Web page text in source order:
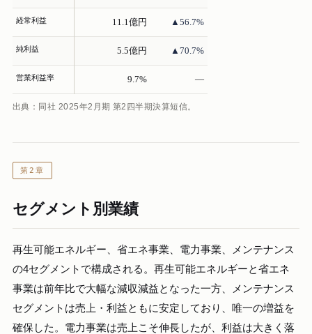
経常利益 11.1億円 ▲56.7%
純利益 5.5億円 ▲70.7%
営業利益率 9.7% —
出典：同社 2025年2月期 第2四半期決算短信。
第2章
セグメント別業績
再生可能エネルギー、省エネ事業、電力事業、メンテナンス
の4セグメントで構成される。再生可能エネルギーと省エネ
事業は前年比で大幅な減収減益となった一方、メンテナンス
セグメントは売上・利益ともに安定しており、唯一の増益を
確保した。電力事業は売上こそ伸長したが、利益は大きく落